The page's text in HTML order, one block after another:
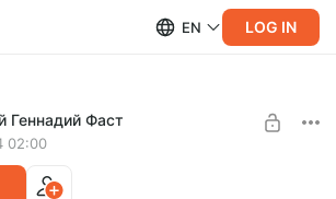
EN LOG IN
Геннадий Фаст
02:00